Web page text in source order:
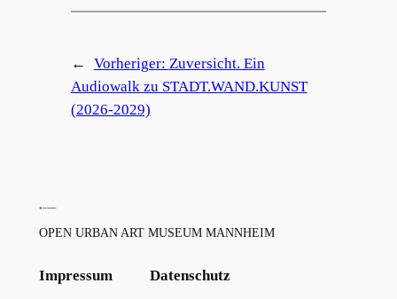
← Vorheriger: Zuversicht. Ein
Audiowalk zu STADT.WAND.KUNST
(2026-2029)
OPEN URBAN ART MUSEUM MANNHEIM
Impressum Datenschutz